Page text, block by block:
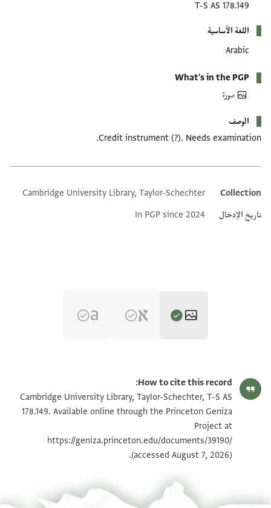
T-S AS 178.149
اللغة الأساسية
Arabic
What's in the PGP
صورة
الوصف
Credit instrument (?). Needs examination.
Additional metadata
Collection
Cambridge University Library, Taylor-Schechter
تاريخ الإدخال
In PGP since 2024
T-S AS 178.149 1v تكبير و تدوير
بيان أذونات الصورة
How to cite this record:
Cambridge University Library, Taylor-Schechter, T-S AS
178.149. Available online through the Princeton Geniza
Project at
https://geniza.princeton.edu/documents/39190/
(accessed August 7, 2026).